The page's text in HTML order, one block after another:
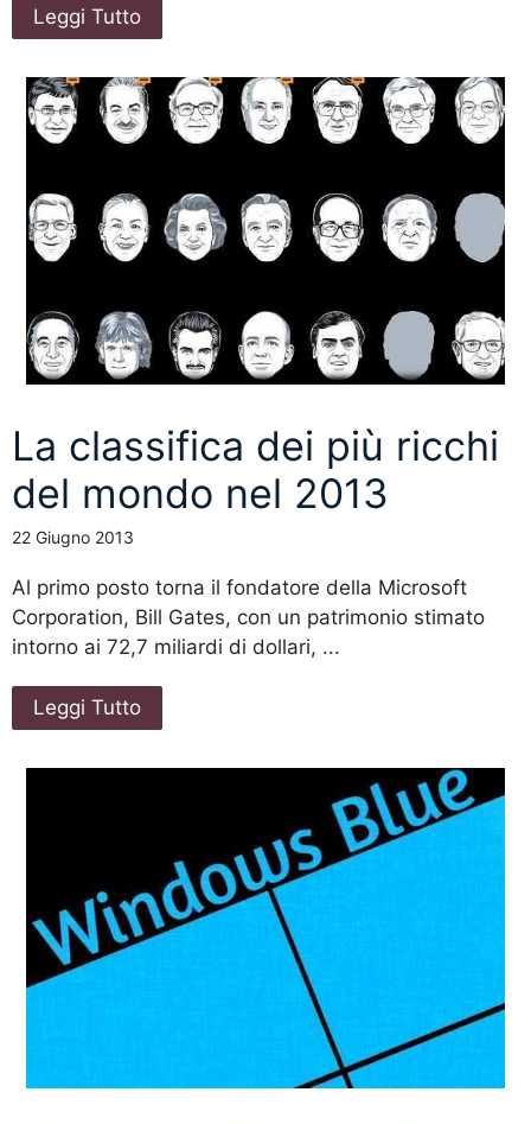
Leggi Tutto
La classifica dei più ricchi
del mondo nel 2013
22 Giugno 2013
Al primo posto torna il fondatore della Microsoft
Corporation, Bill Gates, con un patrimonio stimato
intorno ai 72,7 miliardi di dollari, ...
Leggi Tutto